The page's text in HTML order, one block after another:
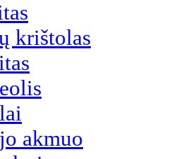
krištolas
akmuo